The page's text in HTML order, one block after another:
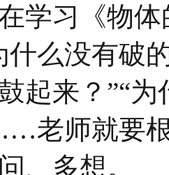
学习《物
什么没有破
起来？”“
老师就要
、多想。